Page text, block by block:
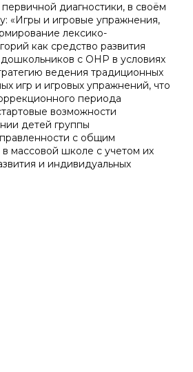
диагностики, в своём
«Игры и игровые упражнения,
лексико-
как средство развития
с ОНР в условиях
ведения традиционных
игр и игровых упражнений, что
периода
возможности
детей группы
с общим
массовой школе с учетом их
и индивидуальных